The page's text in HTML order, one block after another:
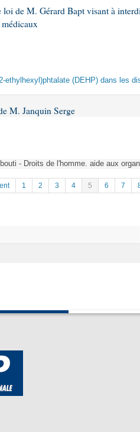
loi de M. Gérard Bapt visant à
ethylhexyl)phtalate (DEHP) dans les
M. Janquin Serge
- Droits de l'homme. aide aux
1 2 3 4 5 6 7